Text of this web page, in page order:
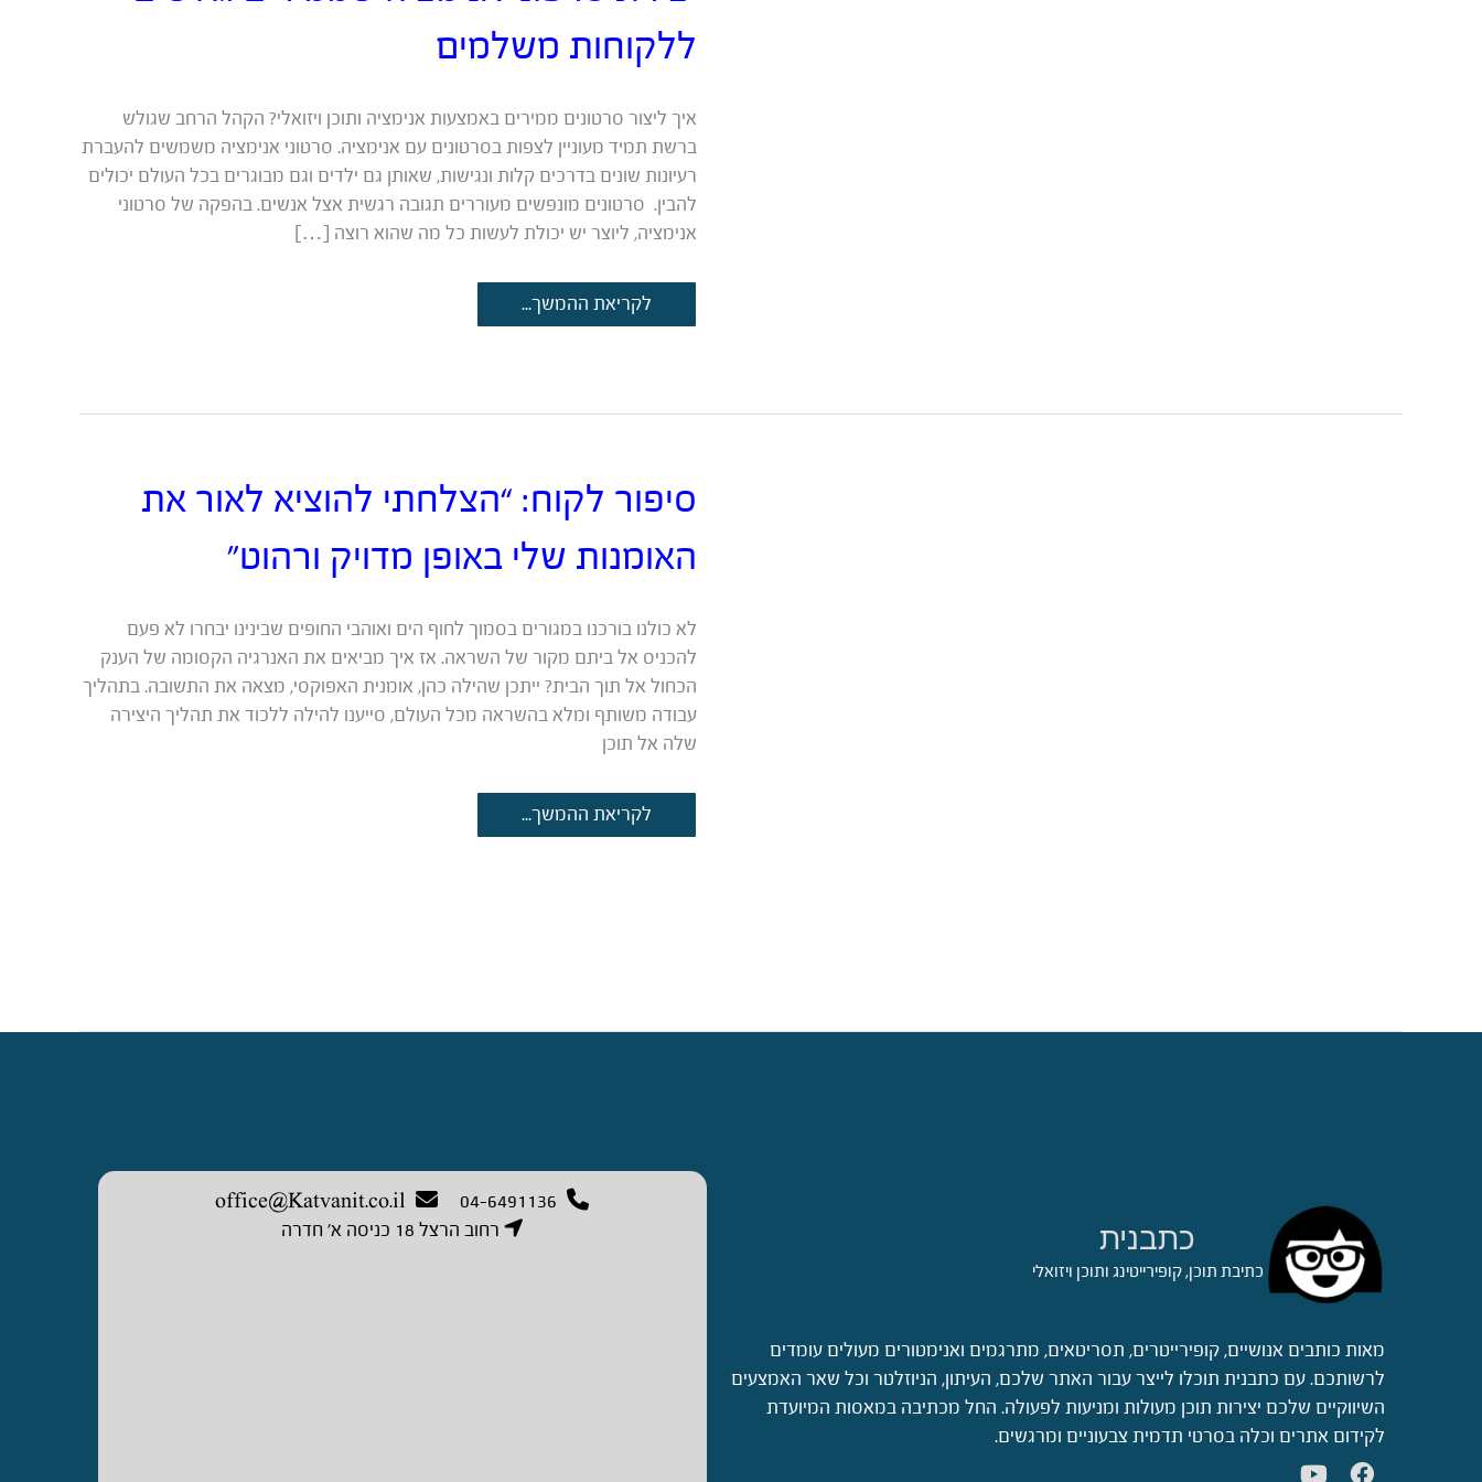
ללקוחות משלמים
איך ליצור סרטונים ממירים באמצעות אנימציה ותוכן ויזואלי? הקהל הרחב שגולש
ברשת תמיד מעוניין לצפות בסרטונים עם אנימציה. סרטוני אנימציה משמשים להעברת
רעיונות שונים בדרכים קלות ונגישות, שאותן גם ילדים וגם מבוגרים בכל העולם יכולים
להבין. סרטונים מונפשים מעוררים תגובה רגשית אצל אנשים. בהפקה של סרטוני
אנימציה, ליוצר יש יכולת לעשות כל מה שהוא רוצה […]
יצירת
סרטוני
ללקוחות
לקריאת ההמשך...
סיפור לקוח: “הצלחתי להוציא לאור את
האומנות שלי באופן מדויק ורהוט”
לא כולנו בורכנו במגורים בסמוך לחוף הים ואוהבי החופים שבינינו יבחרו לא פעם
להכניס אל ביתם מקור של השראה. אז איך מביאים את האנרגיה הקסומה של הענק
הכחול אל תוך הבית? ייתכן שהילה כהן, אומנית האפוקסי, מצאה את התשובה. בתהליך
עבודה משותף ומלא בהשראה מכל העולם, סייענו להילה ללכוד את תהליך היצירה
שלה אל תוכן
סיפור
לקוח:
ורהוט”
לקריאת ההמשך...
כתבנית
כתיבת תוכן, קופירייטינג ותוכן ויזואלי
מאות כותבים אנושיים, קופירייטרים, תסריטאים, מתרגמים ואנימטורים מעולים עומדים
לרשותכם. עם כתבנית תוכלו לייצר עבור האתר שלכם, העיתון, הניוזלטר וכל שאר האמצעים
השיווקיים שלכם יצירות תוכן מעולות ומניעות לפעולה. החל מכתיבה במאסות המיועדת
לקידום אתרים וכלה בסרטי תדמית צבעוניים ומרגשים.
04-6491136
office@Katvanit.co.il
רחוב הרצל 18 כניסה א’ חדרה